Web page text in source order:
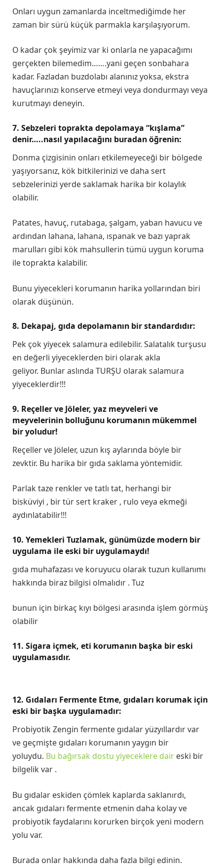
Onları uygun zamanlarda inceltmediğimde her
zaman bir sürü küçük parmakla karşılaşıyorum.
O kadar çok şeyimiz var ki onlarla ne yapacağımı
gerçekten bilemedim…….yani geçen sonbahara
kadar. Fazladan buzdolabı alanınız yoksa, ekstra
havuçlarınızı konserve etmeyi veya dondurmayı veya
kurutmayı deneyin.
7. Sebzeleri toprakta depolamaya “kışlama”
denir…..nasıl yapılacağını buradan öğrenin:
Donma çizgisinin onları etkilemeyeceği bir bölgede
yaşıyorsanız, kök bitkilerinizi ve daha sert
sebzelerinizi yerde saklamak harika bir kolaylık
olabilir.
Patates, havuç, rutabaga, şalgam, yaban havucu ve
ardından lahana, lahana, ıspanak ve bazı yaprak
marulları gibi kök mahsullerin tümü uygun koruma
ile toprakta kalabilir.
Bunu yiyecekleri korumanın harika yollarından biri
olarak düşünün.
8. Dekapaj, gıda depolamanın bir standardıdır:
Pek çok yiyecek salamura edilebilir. Salatalık turşusu
en değerli yiyeceklerden biri olarak akla
geliyor. Bunlar aslında TURŞU olarak salamura
yiyeceklerdir!!!
9. Reçeller ve Jöleler, yaz meyveleri ve
meyvelerinin bolluğunu korumanın mükemmel
bir yoludur!
Reçeller ve Jöleler, uzun kış aylarında böyle bir
zevktir. Bu harika bir gıda saklama yöntemidir.
Parlak taze renkler ve tatlı tat, herhangi bir
bisküviyi , bir tür sert kraker , rulo veya ekmeği
aydınlatabilir!!!
10. Yemekleri Tuzlamak, günümüzde modern bir
uygulama ile eski bir uygulamaydı!
gıda muhafazası ve koruyucu olarak tuzun kullanımı
hakkında biraz bilgisi olmalıdır . Tuz
bunun için birkaç kıyı bölgesi arasında işlem görmüş
olabilir
11. Sigara içmek, eti korumanın başka bir eski
uygulamasıdır.
12. Gıdaları Fermente Etme, gıdaları korumak için
eski bir başka uygulamadır:
Probiyotik Zengin fermente gıdalar yüzyıllardır var
ve geçmişte gıdaları korumanın yaygın bir
yoluydu. Bu bağırsak dostu yiyeceklere dair eski bir
bilgelik var .
Bu gıdalar eskiden çömlek kaplarda saklanırdı,
ancak gıdaları fermente etmenin daha kolay ve
probiyotik faydalarını korurken birçok yeni modern
yolu var.
Burada onlar hakkında daha fazla bilgi edinin.